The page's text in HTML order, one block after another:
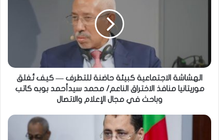
الهشاشة الاجتماعية كبيئة حاضنة للتطرف — كيف تُغلق
موريتانيا منافذ الاختراق الناعم/ محمد سيدأحمد بوبه كاتب
وباحث في مجال الإعلام والاتصال